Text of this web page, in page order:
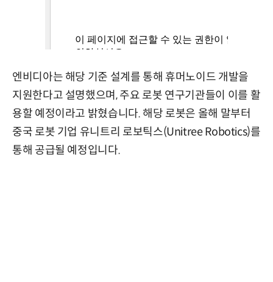
엔비디아는 해당 기준 설계를 통해 휴머노이드 개발을
지원한다고 설명했으며, 주요 로봇 연구기관들이 이를 활
용할 예정이라고 밝혔습니다. 해당 로봇은 올해 말부터
중국 로봇 기업 유니트리 로보틱스(Unitree Robotics)를
통해 공급될 예정입니다.